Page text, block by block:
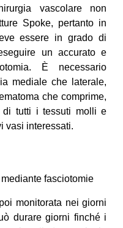
vascolare non
Spoke, pertanto in
essere in grado di
un accurato e
È necessario
mediale che laterale,
che comprime,
di tutti i tessuti molli e
vasi interessati.
fasciotomie
monitorata nei giorni
durare giorni finché i